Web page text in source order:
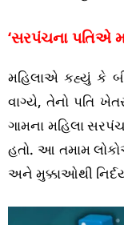
‘સરપંચના પતિએ
મહિલાએ કહ્યું કે
વાગ્યે, તેનો પતિ
ગામના મહિલા
હતો. આ તમામ
અને મુક્કાઓથી